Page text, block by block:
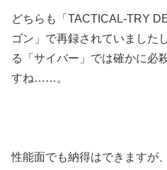
どちらも「TACTICAL-TRY
ゴン」で再録されていました
る「サイバー」では確かに必
すね……。
性能面でも納得はできますが